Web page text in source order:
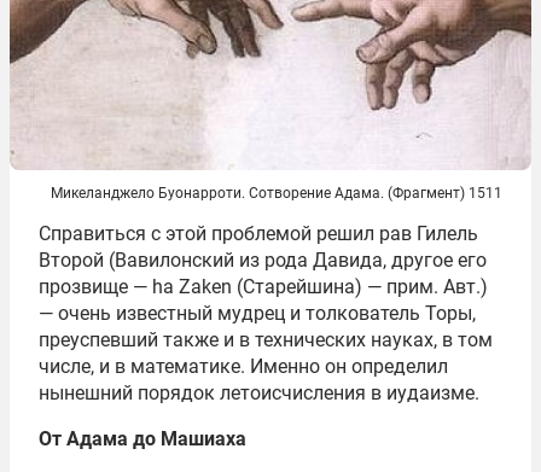
Микеланджело Буонарроти. Сотворение Адама. (Фрагмент) 1511
Справиться с этой проблемой решил рав Гилель
Второй (Вавилонский из рода Давида, другое его
прозвище — ha Zaken (Старейшина) — прим. Авт.)
— очень известный мудрец и толкователь Торы,
преуспевший также и в технических науках, в том
числе, и в математике. Именно он определил
нынешний порядок летоисчисления в иудаизме.
От Адама до Машиаха